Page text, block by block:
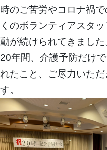
時のご苦労やコロナ禍
くのボランティアスタ
動が続けられてきました
20年間、介護予防だけ
れたこと、ご尽力いた
す。